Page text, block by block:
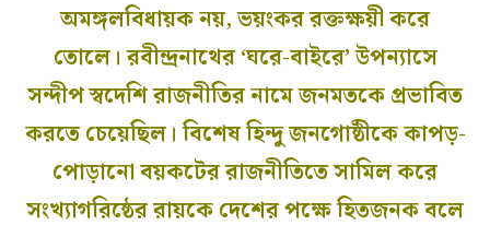
অমঙ্গলবিধায়ক নয়, ভয়ংকর রক্তক্ষয়ী করে
তোলে। রবীন্দ্রনাথের ‘ঘরে-বাইরে’ উপন্যাসে
সন্দীপ স্বদেশি রাজনীতির নামে জনমতকে প্রভাবিত
করতে চেয়েছিল। বিশেষ হিন্দু জনগোষ্ঠীকে কাপড়-
পোড়ানো বয়কটের রাজনীতিতে সামিল করে
সংখ্যাগরিষ্ঠের রায়কে দেশের পক্ষে হিতজনক বলে